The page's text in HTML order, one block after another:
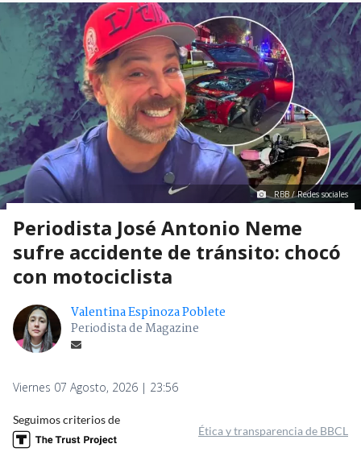
RBB / Redes sociales
Periodista José Antonio Neme
sufre accidente de tránsito: chocó
con motociclista
Valentina Espinoza Poblete
Periodista de Magazine
Viernes 07 Agosto, 2026 | 23:56
Seguimos criterios de
Ética y transparencia de BBCL